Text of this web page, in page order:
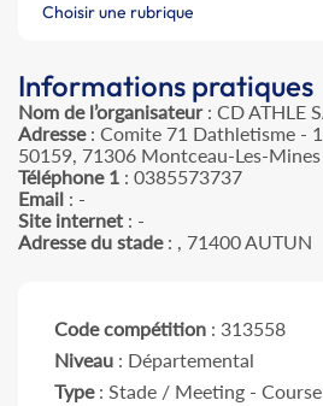
Choisir une rubrique
Informations pratiques
Nom de l’organisateur: CD ATHLE
Adresse: Comite 71 Dathletisme -
50159, 71306 Montceau-Les-
Téléphone 1 : 0385573737
Email : -
Site internet : -
Adresse du stade: , 71400 AUTUN
Code compétition : 313558
Niveau : Départemental
Type: Stade / Meeting -